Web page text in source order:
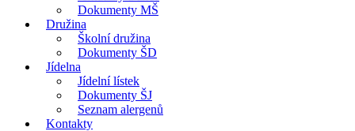
Dokumenty MŠ
Družina
Školní družina
Dokumenty ŠD
Jídelna
Jídelní lístek
Dokumenty ŠJ
Seznam alergenů
Kontakty